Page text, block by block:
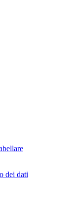
dei dati